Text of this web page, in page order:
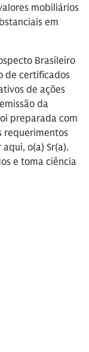
mobiliários
em
Brasileiro
de certificados
de ações
da
preparada com
requerimentos
o(a) Sr(a).
e toma ciência